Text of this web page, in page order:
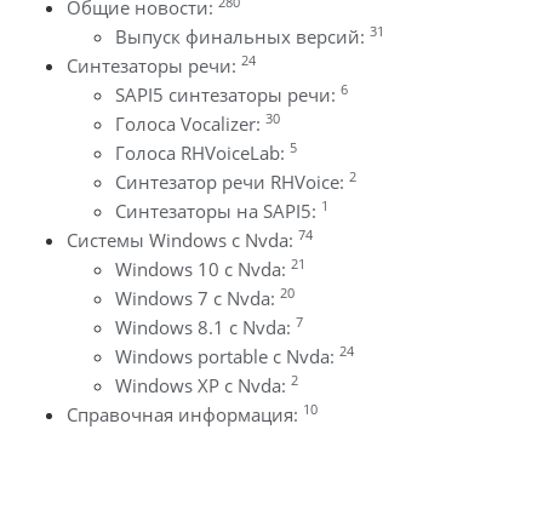
Общие новости:
Выпуск финальных версий: 31
Синтезаторы речи: 24
SAPI5 синтезаторы речи: 6
Голоса Vocalizer: 30
Голоса RHVoiceLab: 5
Синтезатор речи RHVoice: 2
Синтезаторы на SAPI5: 1
Системы Windows с Nvda: 74
Windows 10 с Nvda: 21
Windows 7 с Nvda: 20
Windows 8.1 с Nvda: 7
Windows portable с Nvda: 24
Windows XP с Nvda: 2
Справочная информация: 10